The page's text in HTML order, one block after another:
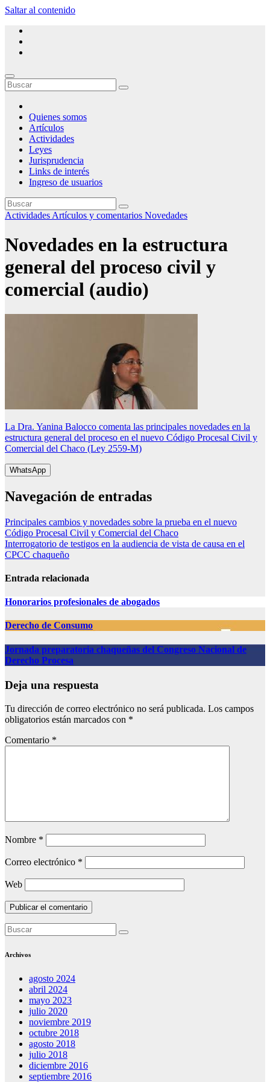
Saltar al contenido
Ateneo de Estudios Procesales del Chaco
Espacio de consulta, opinión y debate sobre derecho procesal
Quienes somos
Artículos
Actividades
Leyes
Jurisprudencia
Links de interés
Ingreso de usuarios
Actividades Artículos y comentarios Novedades
Novedades en la estructura
general del proceso civil y
comercial (audio)
La Dra. Yanina Balocco comenta las principales novedades en la
estructura general del proceso en el nuevo Código Procesal Civil y
Comercial del Chaco (Ley 2559-M)
WhatsApp
Navegación de entradas
Principales cambios y novedades sobre la prueba en el nuevo
Código Procesal Civil y Comercial del Chaco
Interrogatorio de testigos en la audiencia de vista de causa en el
CPCC chaqueño
Entrada relacionada
Honorarios profesionales de abogados
Derecho de Consumo
Jornada preparatoria chaqueñas del Congreso Nacional de
Derecho Procesa
Deja una respuesta
Tu dirección de correo electrónico no será publicada. Los campos
obligatorios están marcados con *
Comentario *
Nombre *
Correo electrónico *
Web
Archivos
agosto 2024
abril 2024
mayo 2023
julio 2020
noviembre 2019
octubre 2018
agosto 2018
julio 2018
diciembre 2016
septiembre 2016